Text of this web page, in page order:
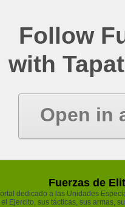
Follow
with
Open in
Fuerzas de
dedicado a las Unidades
el Ejercito, sus tácticas, sus armas,